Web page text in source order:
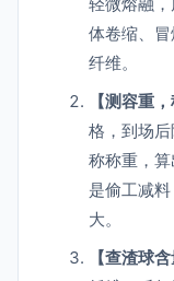
体卷缩、
纤维。
【测容重
格，到场
称称重，
是偷工减
大。
【查渣球